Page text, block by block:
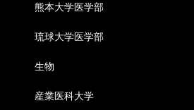
熊本大学医学部
琉球大学医学部
生物
産業医科大学